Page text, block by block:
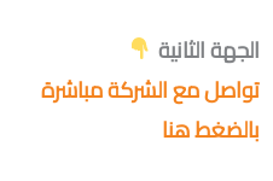
الجهة الثانية
تواصل مع الشركة مباشرة
بالضغط هنا